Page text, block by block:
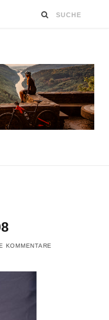
KOMMENTARE